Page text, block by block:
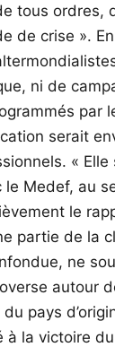
tous ordres,
de crise ».
ni de
par
serait
« Elle
Medef, au
le
partie de la
ne
autour
pays
à la victoire